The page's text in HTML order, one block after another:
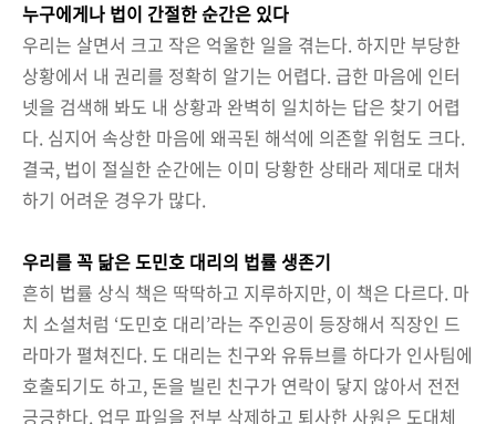
누구에게나 법이 간절한 순간은 있다
우리는 살면서 크고 작은 억울한 일을 겪는다. 하지만 부당한
상황에서 내 권리를 정확히 알기는 어렵다. 급한 마음에 인터
넷을 검색해 봐도 내 상황과 완벽히 일치하는 답은 찾기 어렵
다. 심지어 속상한 마음에 왜곡된 해석에 의존할 위험도 크다.
결국, 법이 절실한 순간에는 이미 당황한 상태라 제대로 대처
하기 어려운 경우가 많다.
우리를 꼭 닮은 도민호 대리의 법률 생존기
흔히 법률 상식 책은 딱딱하고 지루하지만, 이 책은 다르다. 마
치 소설처럼 ‘도민호 대리’라는 주인공이 등장해서 직장인 드
라마가 펼쳐진다. 도 대리는 친구와 유튜브를 하다가 인사팀에
호출되기도 하고, 돈을 빌린 친구가 연락이 닿지 않아서 전전
긍긍한다. 업무 파일을 전부 삭제하고 퇴사한 사원은 도대체